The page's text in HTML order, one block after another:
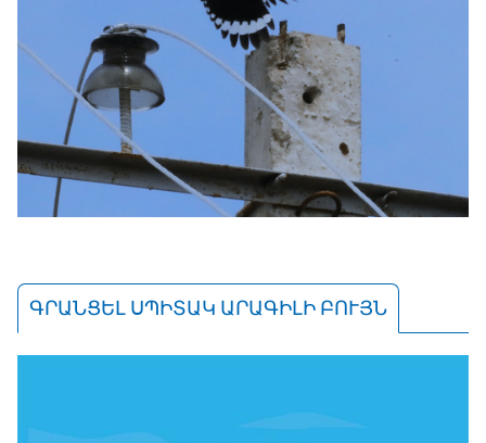
ԳՐԱՆՑԵԼ ՍՊԻՏԱԿ ԱՐԱԳԻԼԻ ԲՈՒՅՆ